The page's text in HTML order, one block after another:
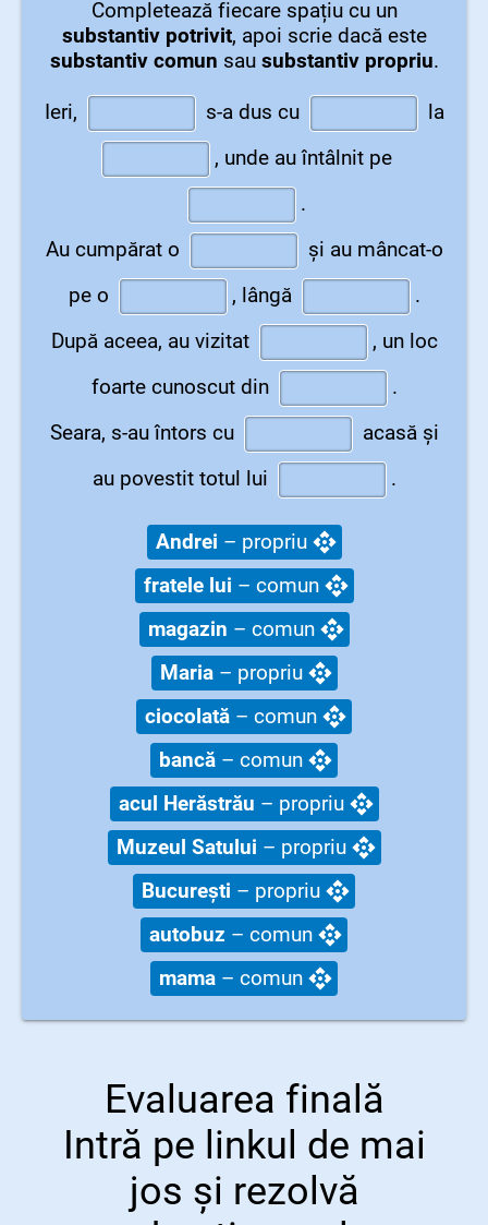
Completează fiecare spațiu cu un
substantiv potrivit, apoi scrie dacă este
substantiv comun sau substantiv propriu.
Ieri, s-a dus cu
la
, unde au întâlnit pe
.
Au cumpărat o
și au mâncat-o
pe o
, lângă
.
După aceea, au vizitat
, un loc
foarte cunoscut din
.
Seara, s-au întors cu
acasă și
au povestit totul lui
.
Andrei – propriu
fratele lui – comun
magazin – comun
Maria– propriu
ciocolată – comun
bancă – comun
acul Herăstrău – propriu
Muzeul Satului – propriu
București – propriu
autobuz – comun
mama – comun
Evaluarea finală
Intră pe linkul de mai
jos și rezolvă